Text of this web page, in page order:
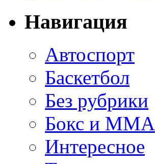
Навигация
Автоспорт
Баскетбол
Без рубрики
Бокс и ММА
Интересное